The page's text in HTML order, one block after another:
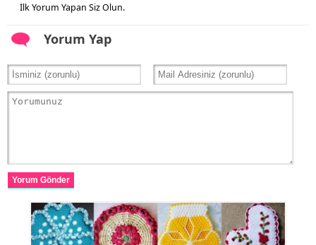
İlk Yorum Yapan Siz Olun.
Yorum Yap
Yorum Gönder